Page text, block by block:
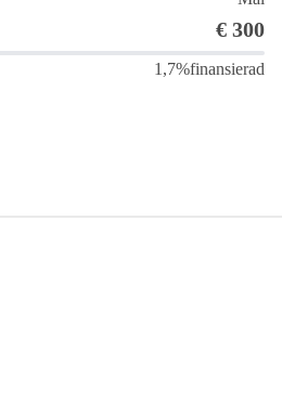
€ 300
1,7%finansierad